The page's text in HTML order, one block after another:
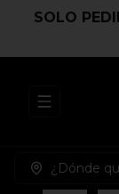
SOLO
Abrir menu
¿Dónde